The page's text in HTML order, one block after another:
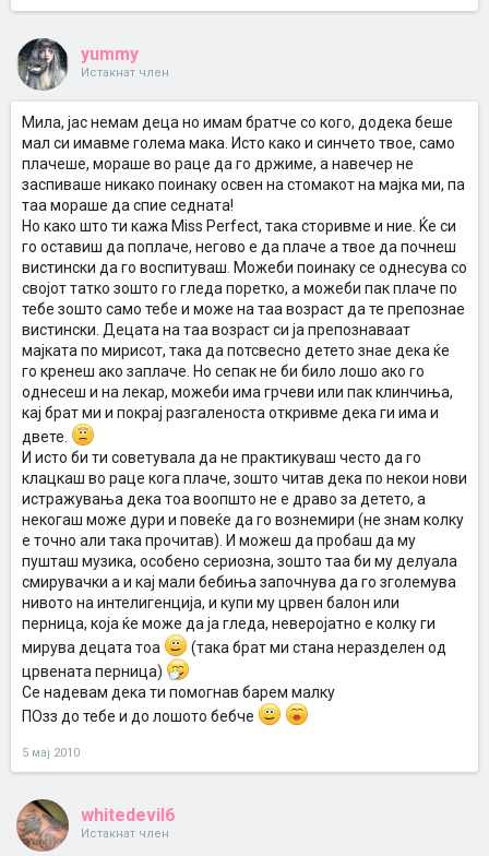
yummy
Истакнат член
Мила, јас немам деца но имам братче со кого, додека беше
мал си имавме голема мака. Исто како и синчето твое, само
плачеше, мораше во раце да го држиме, а навечер не
заспиваше никако поинаку освен на стомакот на мајка ми, па
таа мораше да спие седната!
Но како што ти кажа Miss Perfect, така сторивме и ние. Ќе си
го оставиш да поплаче, негово е да плаче а твое да почнеш
вистински да го воспитуваш. Можеби поинаку се однесува со
својот татко зошто го гледа поретко, а можеби пак плаче по
тебе зошто само тебе и може на таа возраст да те препознае
вистински. Децата на таа возраст си ја препознаваат
мајката по мирисот, така да потсвесно детето знае дека ќе
го кренеш ако заплаче. Но сепак не би било лошо ако го
однесеш и на лекар, можеби има грчеви или пак клинчиња,
кај брат ми и покрај разгаленоста откривме дека ги има и
двете.
И исто би ти советувала да не практикуваш често да го
клацкаш во раце кога плаче, зошто читав дека по некои нови
истражувања дека тоа воопшто не е драво за детето, а
некогаш може дури и повеќе да го вознемири (не знам колку
е точно али така прочитав). И можеш да пробаш да му
пушташ музика, особено сериозна, зошто таа би му делуала
смирувачки а и кај мали бебиња започнува да го зголемува
нивото на интелигенција, и купи му црвен балон или
перница, која ќе може да ја гледа, неверојатно е колку ги
мирува децата тоа
(така брат ми стана неразделен од
црвената перница)
Се надевам дека ти помогнав барем малку
ПОзз до тебе и до лошото бебче
5 мај 2010
whitedevil6
Истакнат член